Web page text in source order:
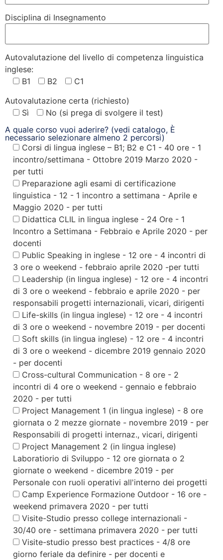
Disciplina di Insegnamento
Autovalutazione del livello di competenza linguistica
inglese:
B1
B2
C1
Autovalutazione certa (richiesto)
Sì
No (si prega di svolgere il test)
A quale corso vuoi aderire? (vedi catalogo, È
necessario selezionare almeno 2 percorsi)
Corsi di lingua inglese – B1; B2 e C1 - 40 ore - 1
incontro/settimana - Ottobre 2019 Marzo 2020 -
per tutti
Preparazione agli esami di certificazione
linguistica - 12 - 1 incontro a settimana - Aprile e
Maggio 2020 - per tutti
Didattica CLIL in lingua inglese - 24 Ore - 1
Incontro a Settimana - Febbraio e Aprile 2020 - per
docenti
Public Speaking in inglese - 12 ore - 4 incontri di
3 ore o weekend - febbraio aprile 2020 -per tutti
Leadership (in lingua inglese) - 12 ore - 4 incontri
di 3 ore o weekend - febbraio e aprile 2020 - per
responsabili progetti internazionali, vicari, dirigenti
Life-skills (in lingua inglese) - 12 ore - 4 incontri
di 3 ore o weekend - novembre 2019 - per docenti
Soft skills (in lingua inglese) - 12 ore - 4 incontri
di 3 ore o weekend - dicembre 2019 gennaio 2020
- per docenti
Cross-cultural Communication - 8 ore - 2
incontri di 4 ore o weekend - gennaio e febbraio
2020 - per tutti
Project Management 1 (in lingua inglese) - 8 ore
giornata o 2 mezze giornate - novembre 2019 - per
Responsabili di progetti internaz., vicari, dirigenti
Project Management 2 (in lingua inglese)
Laboratiorio di Sviluppo - 12 ore giornata o 2
giornate o weekend - dicembre 2019 - per
Personale con ruoli operativi all'interno dei progetti
Camp Experience Formazione Outdoor - 16 ore -
weekend primavera 2020 - per tutti
Visite-Studio presso college internazionali -
30/40 ore - settimana primavera 2020 - per tutti
Visite-studio presso best practices - 4/8 ore
giorno feriale da definire - per docenti e